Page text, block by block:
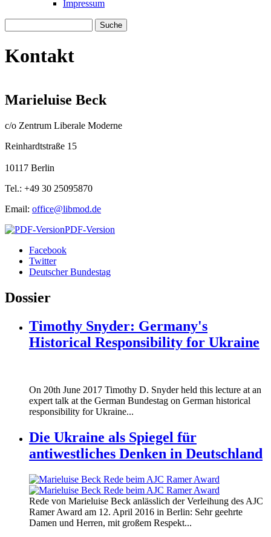
Impressum
Kontakt
Marieluise Beck
c/o Zentrum Liberale Moderne
Reinhardtstraße 15
10117 Berlin
Tel.: +49 30 25095870
Email: office@libmod.de
PDF-Version
Facebook
Twitter
Deutscher Bundestag
Dossier
Timothy Snyder: Germany's
Historical Responsibility for Ukraine
On 20th June 2017 Timothy D. Snyder held this lecture at an
expert talk at the German Bundestag on German historical
responsibility for Ukraine...
Die Ukraine als Spiegel für
antiwestliches Denken in Deutschland
160412_ramer_award.jpg
160412_ramer_award.jpg
Rede von Marieluise Beck anlässlich der Verleihung des AJC
Ramer Award am 12. April 2016 in Berlin: Sehr geehrte
Damen und Herren, mit großem Respekt...